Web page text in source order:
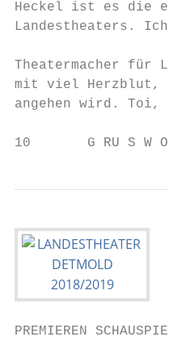
Heckel ist es die
Landestheaters.
Theater­macher für
mit viel Herzblut,
angehen wird.
10       G RU
PREMIEREN